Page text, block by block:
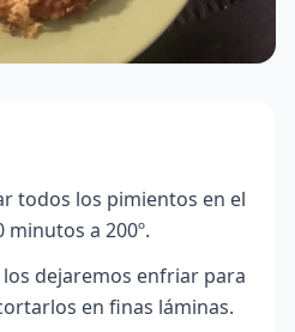
todos los pimientos en el
a 200º.
dejaremos enfriar para
en finas láminas.